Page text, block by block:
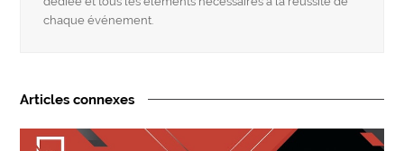
chaque événement.
Articles connexes